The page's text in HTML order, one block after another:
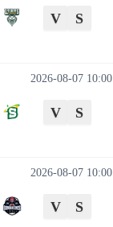
V S
2026-08-07 10:00
V S
2026-08-07 10:00
V S